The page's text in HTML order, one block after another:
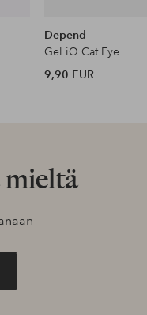
Depend
Gel iQ Cat Eye
9,90 EUR